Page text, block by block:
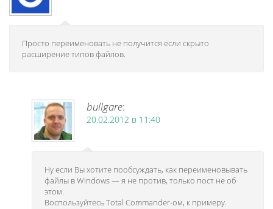
Просто переименовать не получится если скрыто
расширение типов файлов.
bullgare:
20.02.2012 в 11:40
Ну если Вы хотите пообсуждать, как переименовывать
файлы в Windows — я не против, только пост не об
этом.
Воспользуйтесь Total Commander-ом, к примеру.